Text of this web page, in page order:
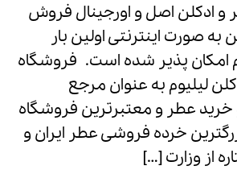
ادکلن اصل و اورجینال فروش
صورت اینترنتی اولین بار
امکان پذیر شده است. فروشگاه
لیلیوم به عنوان مرجع
عطر و معتبرترین فروشگاه
خرده فروشی عطر ایران و
از وزارت […]